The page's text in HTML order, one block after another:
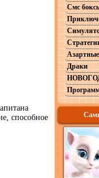
способное
Смс
Азартные
Драки